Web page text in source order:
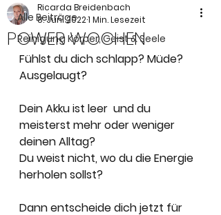
Alle Beiträge
Reinigung Körper, Geist & Seele
POWER WOCHEN
Ricarda Breidenbach
8. Juni 20221 Min. Lesezeit
Fühlst du dich schlapp? Müde?
Ausgelaugt?
Dein Akku ist leer  und du
meisterst mehr oder weniger
deinen Alltag?
Du weist nicht, wo du die Energie
herholen sollst?
Dann entscheide dich jetzt für